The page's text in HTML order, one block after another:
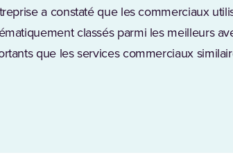
a constaté que les commerciaux
classés parmi les meilleurs
que les services commerciaux